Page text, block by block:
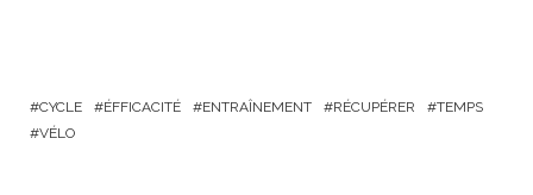
CYCLE ÉFFICACITÉ ENTRAÎNEMENT RÉCUPÉRER
TEMPS
VÉLO